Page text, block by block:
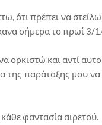
ότι πρέπει να στείλω
σήμερα το πρωί 3/
ορκιστώ και αντί
παράταξης μου να
φαντασία αιρετού.